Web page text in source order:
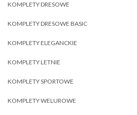
KOMPLETY DRESOWE
KOMPLETY DRESOWE BASIC
KOMPLETY ELEGANCKIE
KOMPLETY LETNIE
KOMPLETY SPORTOWE
KOMPLETY WELUROWE